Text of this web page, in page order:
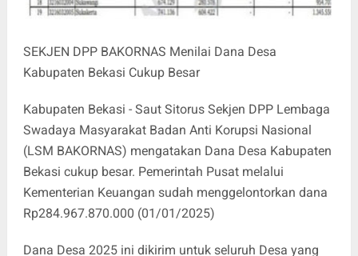
SEKJEN DPP BAKORNAS Menilai Dana Desa
Kabupaten Bekasi Cukup Besar
Kabupaten Bekasi - Saut Sitorus Sekjen DPP Lembaga
Swadaya Masyarakat Badan Anti Korupsi Nasional
(LSM BAKORNAS) mengatakan Dana Desa Kabupaten
Bekasi cukup besar. Pemerintah Pusat melalui
Kementerian Keuangan sudah menggelontorkan dana
Rp284.967.870.000 (01/01/2025)
Dana Desa 2025 ini dikirim untuk seluruh Desa yang